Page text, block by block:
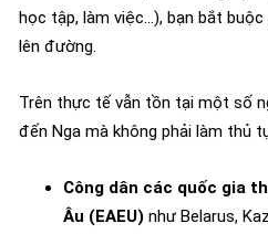
học tập, làm việc…), bạn bắt
lên đường.
Trên thực tế vẫn tồn tại một số
đến Nga mà không phải làm thủ
Công dân các quốc gia
Âu (EAEU) như Belarus,